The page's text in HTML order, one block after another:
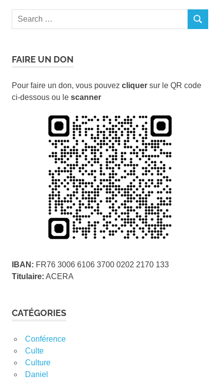
Search
SEARCH
FAIRE UN DON
Pour faire un don, vous pouvez cliquer sur le QR code
ci-dessous ou le scanner
IBAN: FR76 3006 6106 3700 0202 2170 133
Titulaire: ACERA
CATÉGORIES
Conférence
Culte
Culture
Daniel